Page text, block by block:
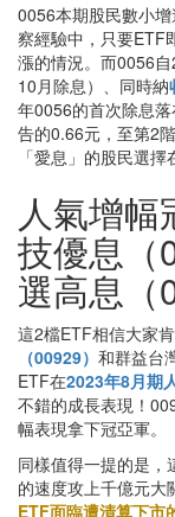
0056本期股民數小
察經驗中，只要ETF
漲的情況。而0056
10月除息）、同時納
年0056的首次除息
告的0.66元，至第2
「愛息」的股民選擇
人氣增
技優息（
選高息（
這2檔ETF相信大家
（00929） 和群益台
ETF在2023年8月期
不錯的成長表現！
幅表現拿下冠亞軍。
同樣值得一提的是
的速度攻上千億元大
ETF面臨遭清算下市